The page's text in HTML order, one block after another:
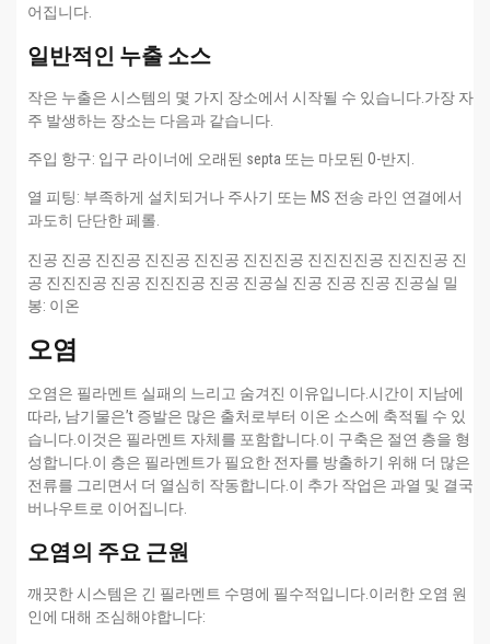
어집니다.
일반적인 누출 소스
작은 누출은 시스템의 몇 가지 장소에서 시작될 수 있습니다.가장 자
주 발생하는 장소는 다음과 같습니다.
주입 항구: 입구 라이너에 오래된 septa 또는 마모된 O-반지.
열 피팅: 부족하게 설치되거나 주사기 또는 MS 전송 라인 연결에서
과도히 단단한 페롤.
진공 진공 진진공 진진공 진진공 진진진공 진진진진공 진진진공 진
공 진진진공 진공 진진진공 진공 진공실 진공 진공 진공 진공실 밀
봉: 이온
오염
오염은 필라멘트 실패의 느리고 숨겨진 이유입니다.시간이 지남에
따라, 남기물은’t 증발은 많은 출처로부터 이온 소스에 축적될 수 있
습니다.이것은 필라멘트 자체를 포함합니다.이 구축은 절연 층을 형
성합니다.이 층은 필라멘트가 필요한 전자를 방출하기 위해 더 많은
전류를 그리면서 더 열심히 작동합니다.이 추가 작업은 과열 및 결국
버나우트로 이어집니다.
오염의 주요 근원
깨끗한 시스템은 긴 필라멘트 수명에 필수적입니다.이러한 오염 원
인에 대해 조심해야합니다: